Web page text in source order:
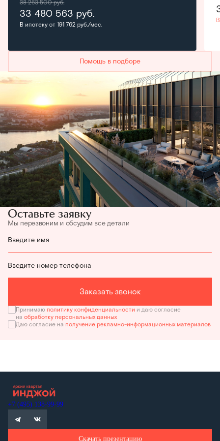
38 263 500руб.
33 480 563 руб.
В ипотеку от 191 762 руб./мес.
Помощь в подборе
Оставьте заявку
Мы перезвоним и обсудим все детали
Введите имя
Введите номер телефона
Заказать звонок
Принимаю политику конфиденциальности и даю согласие
на обработку персональных данных
Даю согласие на получение рекламно-информационных материалов
+7 (495) 138-99-99
Скачать презентацию